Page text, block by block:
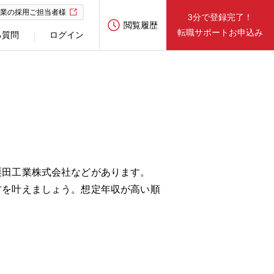
の採用ご担当者様
問 ログイン
閲覧履歴
3分で登録完了！
転職サポートお申込み
工業株式会社などがあります。
叶えましょう。想定年収が高い順